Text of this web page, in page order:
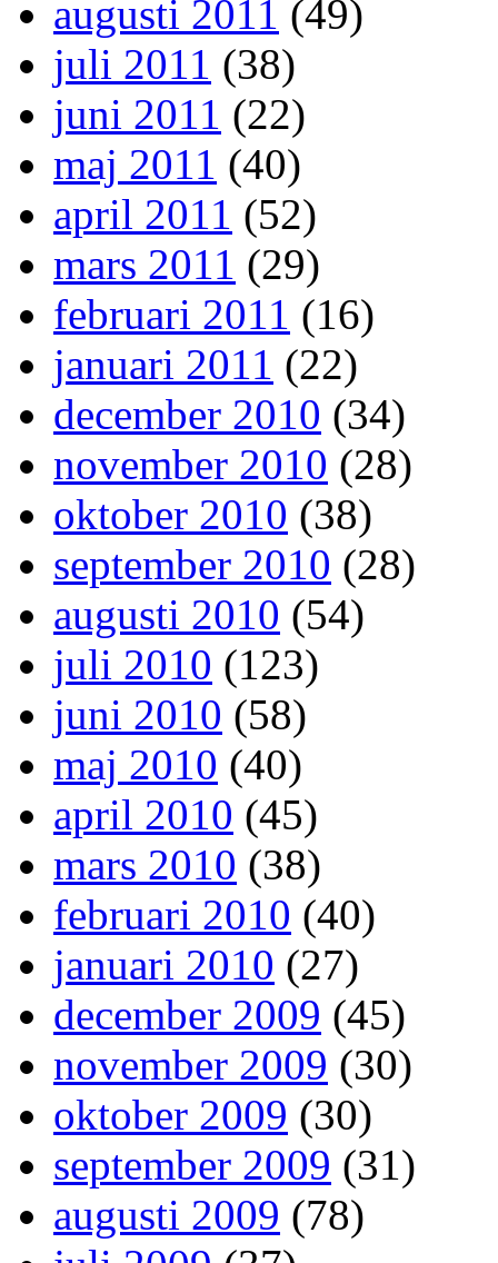
augusti 2011 (49)
juli 2011 (38)
juni 2011 (22)
maj 2011 (40)
april 2011 (52)
mars 2011 (29)
februari 2011 (16)
januari 2011 (22)
december 2010 (34)
november 2010 (28)
oktober 2010 (38)
september 2010 (28)
augusti 2010 (54)
juli 2010 (123)
juni 2010 (58)
maj 2010 (40)
april 2010 (45)
mars 2010 (38)
februari 2010 (40)
januari 2010 (27)
december 2009 (45)
november 2009 (30)
oktober 2009 (30)
september 2009 (31)
augusti 2009 (78)